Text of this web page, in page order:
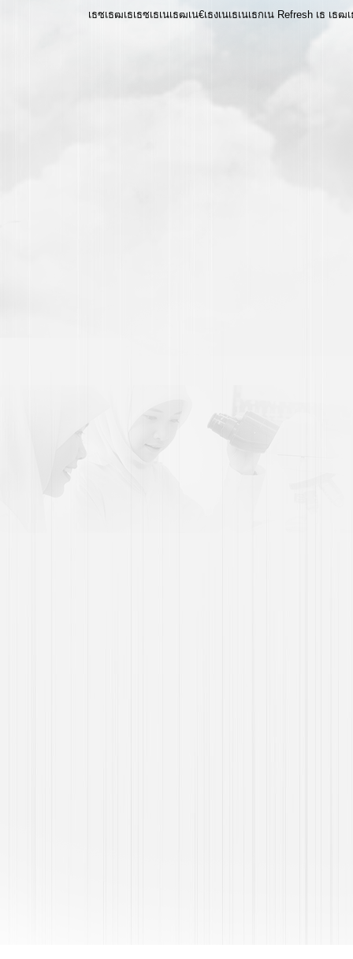
เธซเธฒเธเธซเธเนเธฒเน€เธงเนเธเนเธกเน Refresh เธ เ